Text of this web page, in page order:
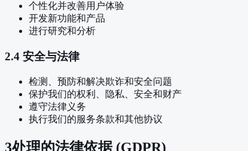
个性化并改善用户体验
开发新功能和产品
进行研究和分析
2.4 安全与法律
检测、预防和解决欺诈和安全问题
保护我们的权利、隐私、安全和财产
遵守法律义务
执行我们的服务条款和其他协议
3处理的法律依据 (GDPR)